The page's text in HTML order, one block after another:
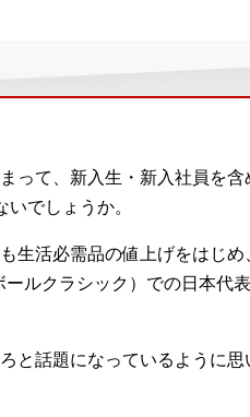
って、新入生・新入社員を含
でしょうか。
生活必需品の値上げをはじめ
ルクラシック）での日本代
と話題になっているように思